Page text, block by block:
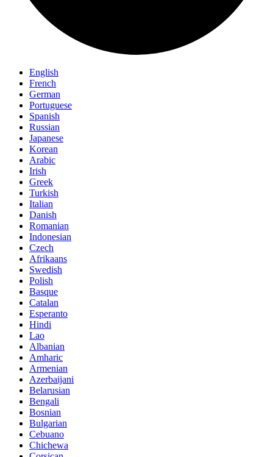
English
French
German
Portuguese
Spanish
Russian
Japanese
Korean
Arabic
Irish
Greek
Turkish
Italian
Danish
Romanian
Indonesian
Czech
Afrikaans
Swedish
Polish
Basque
Catalan
Esperanto
Hindi
Lao
Albanian
Amharic
Armenian
Azerbaijani
Belarusian
Bengali
Bosnian
Bulgarian
Cebuano
Chichewa